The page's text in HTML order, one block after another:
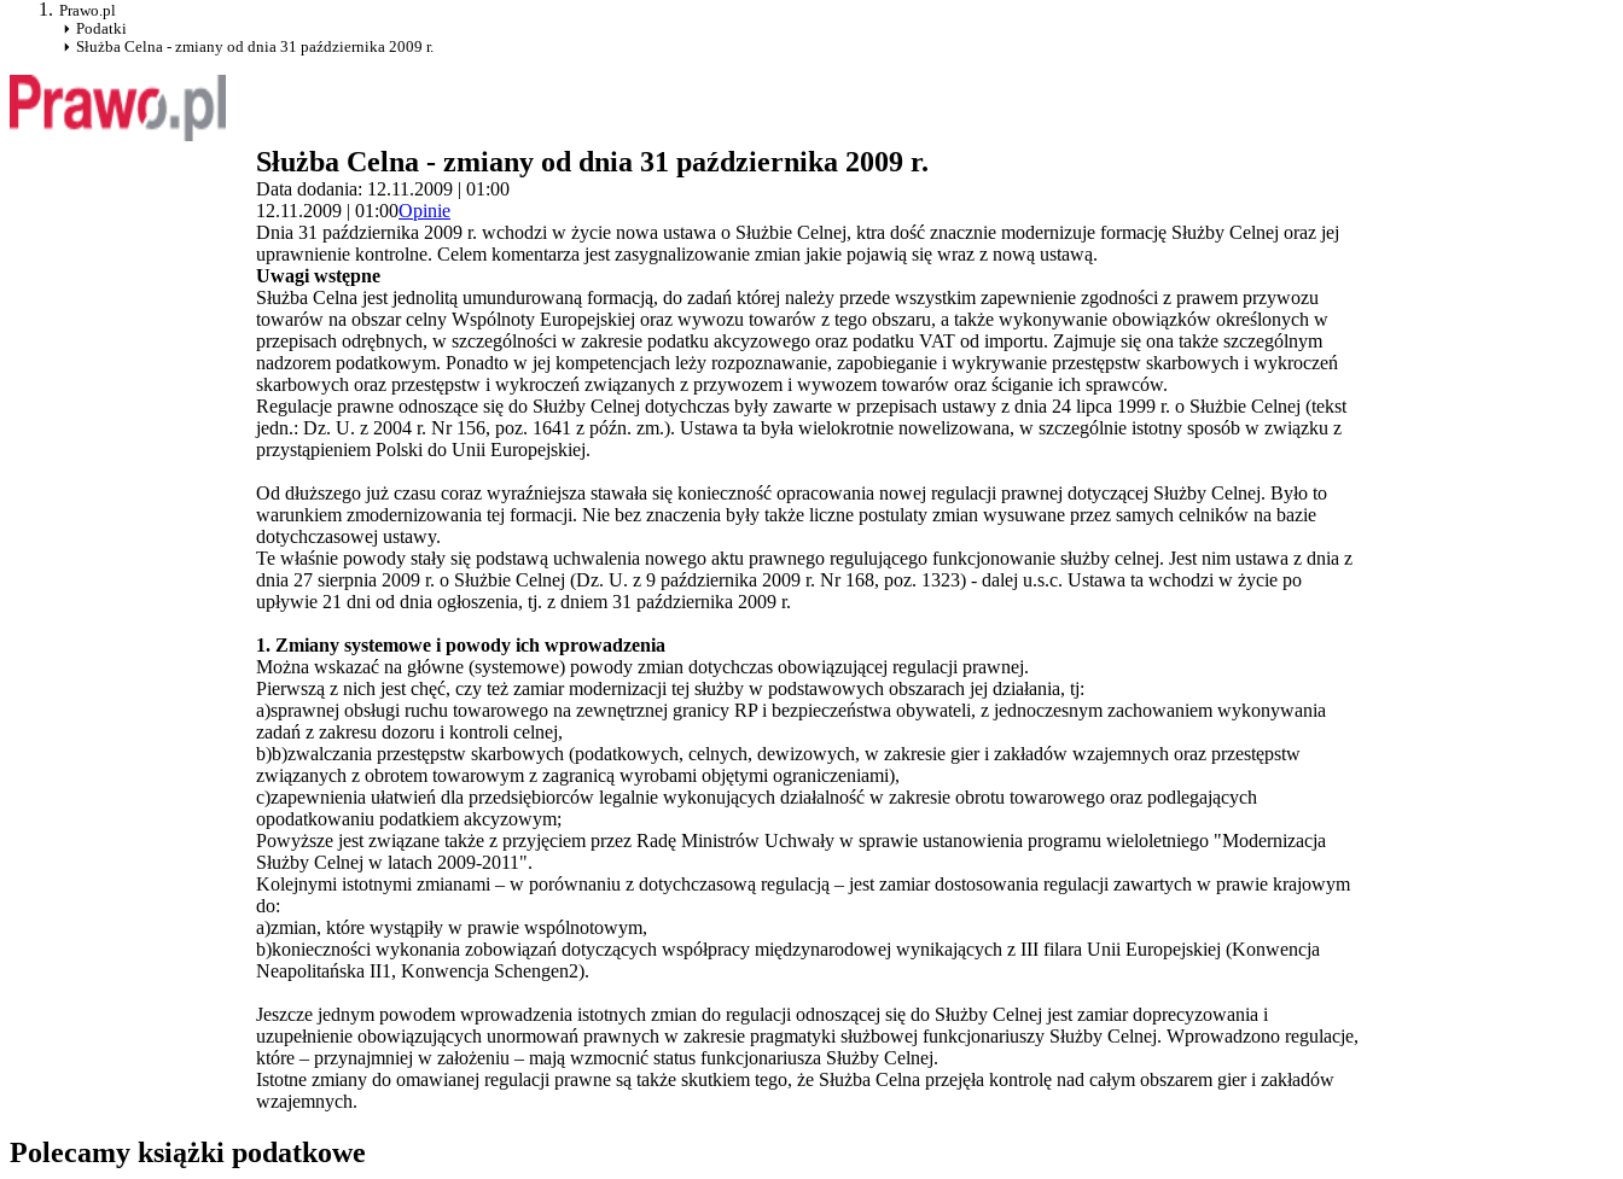
Prawo.pl
Podatki
Służba Celna - zmiany od dnia 31 października 2009 r.
Służba Celna - zmiany od dnia 31 października 2009 r.
Data dodania: 12.11.2009 | 01:00
12.11.2009 | 01:00Opinie
Dnia 31 października 2009 r. wchodzi w życie nowa ustawa o Służbie Celnej, ktra dość znacznie modernizuje formację Służby Celnej oraz jej
uprawnienie kontrolne. Celem komentarza jest zasygnalizowanie zmian jakie pojawią się wraz z nową ustawą.
Uwagi wstępne
Służba Celna jest jednolitą umundurowaną formacją, do zadań której należy przede wszystkim zapewnienie zgodności z prawem przywozu
towarów na obszar celny Wspólnoty Europejskiej oraz wywozu towarów z tego obszaru, a także wykonywanie obowiązków określonych w
przepisach odrębnych, w szczególności w zakresie podatku akcyzowego oraz podatku VAT od importu. Zajmuje się ona także szczególnym
nadzorem podatkowym. Ponadto w jej kompetencjach leży rozpoznawanie, zapobieganie i wykrywanie przestępstw skarbowych i wykroczeń
skarbowych oraz przestępstw i wykroczeń związanych z przywozem i wywozem towarów oraz ściganie ich sprawców.
Regulacje prawne odnoszące się do Służby Celnej dotychczas były zawarte w przepisach ustawy z dnia 24 lipca 1999 r. o Służbie Celnej (tekst
jedn.: Dz. U. z 2004 r. Nr 156, poz. 1641 z późn. zm.). Ustawa ta była wielokrotnie nowelizowana, w szczególnie istotny sposób w związku z
przystąpieniem Polski do Unii Europejskiej.
Od dłuższego już czasu coraz wyraźniejsza stawała się konieczność opracowania nowej regulacji prawnej dotyczącej Służby Celnej. Było to
warunkiem zmodernizowania tej formacji. Nie bez znaczenia były także liczne postulaty zmian wysuwane przez samych celników na bazie
dotychczasowej ustawy.
Te właśnie powody stały się podstawą uchwalenia nowego aktu prawnego regulującego funkcjonowanie służby celnej. Jest nim ustawa z dnia z
dnia 27 sierpnia 2009 r. o Służbie Celnej (Dz. U. z 9 października 2009 r. Nr 168, poz. 1323) - dalej u.s.c. Ustawa ta wchodzi w życie po
upływie 21 dni od dnia ogłoszenia, tj. z dniem 31 października 2009 r.
1. Zmiany systemowe i powody ich wprowadzenia
Można wskazać na główne (systemowe) powody zmian dotychczas obowiązującej regulacji prawnej.
Pierwszą z nich jest chęć, czy też zamiar modernizacji tej służby w podstawowych obszarach jej działania, tj:
a)sprawnej obsługi ruchu towarowego na zewnętrznej granicy RP i bezpieczeństwa obywateli, z jednoczesnym zachowaniem wykonywania
zadań z zakresu dozoru i kontroli celnej,
b)b)zwalczania przestępstw skarbowych (podatkowych, celnych, dewizowych, w zakresie gier i zakładów wzajemnych oraz przestępstw
związanych z obrotem towarowym z zagranicą wyrobami objętymi ograniczeniami),
c)zapewnienia ułatwień dla przedsiębiorców legalnie wykonujących działalność w zakresie obrotu towarowego oraz podlegających
opodatkowaniu podatkiem akcyzowym;
Powyższe jest związane także z przyjęciem przez Radę Ministrów Uchwały w sprawie ustanowienia programu wieloletniego "Modernizacja
Służby Celnej w latach 2009-2011".
Kolejnymi istotnymi zmianami – w porównaniu z dotychczasową regulacją – jest zamiar dostosowania regulacji zawartych w prawie krajowym
do:
a)zmian, które wystąpiły w prawie wspólnotowym,
b)konieczności wykonania zobowiązań dotyczących współpracy międzynarodowej wynikających z III filara Unii Europejskiej (Konwencja
Neapolitańska II1, Konwencja Schengen2).
Jeszcze jednym powodem wprowadzenia istotnych zmian do regulacji odnoszącej się do Służby Celnej jest zamiar doprecyzowania i
uzupełnienie obowiązujących unormowań prawnych w zakresie pragmatyki służbowej funkcjonariuszy Służby Celnej. Wprowadzono regulacje,
które – przynajmniej w założeniu – mają wzmocnić status funkcjonariusza Służby Celnej.
Istotne zmiany do omawianej regulacji prawne są także skutkiem tego, że Służba Celna przejęła kontrolę nad całym obszarem gier i zakładów
wzajemnych.
Polecamy książki podatkowe